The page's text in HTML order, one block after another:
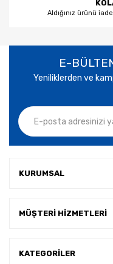
Aldığınız ürünü
E-
Yeniliklerden ve
KURUMSAL
MÜŞTERİ HİZMETLERİ
KATEGORİLER